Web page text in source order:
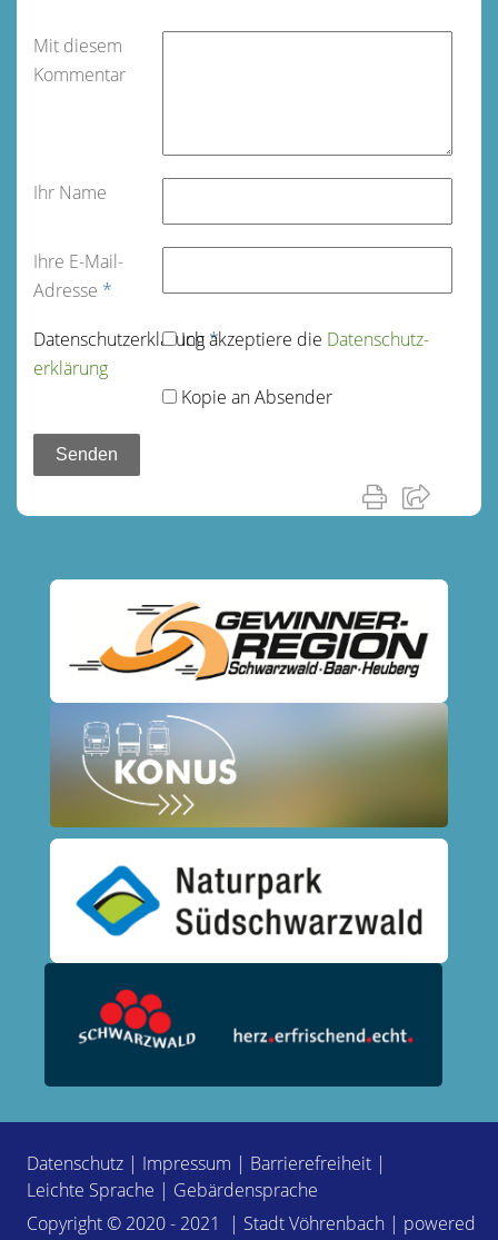
Mit diesem
Kommentar
Ihr Name
Ihre E-Mail-
Adresse *
Datenschutz­erklärung*
Ich akzeptiere die Datenschutz­
erklärung
Kopie an Absender
Datenschutz | Impressum | Barrierefreiheit |
Leichte Sprache | Gebärdensprache
Copyright © 2020 - 2021 | Stadt Vöhrenbach | powered